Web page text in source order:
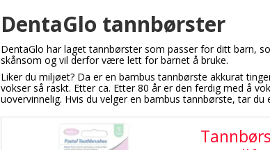
DentaGlo tannbørster
DentaGlo har laget tannbørster som passer for ditt barn,
skånsom og vil derfor være lett for barnet å bruke.
Liker du miljøet? Da er en bambus tannbørste akkurat
vokser så raskt. Etter ca. Etter 80 år er den ferdig med å
uovervinnelig. Hvis du velger en bambus tannbørste, tar